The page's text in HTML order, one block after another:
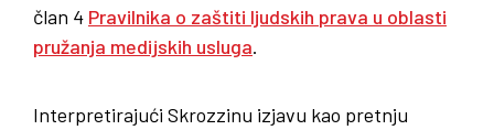
član 4 Pravilnika o zaštiti ljudskih prava u oblasti
pružanja medijskih usluga.
Interpretirajući Skrozzinu izjavu kao pretnju